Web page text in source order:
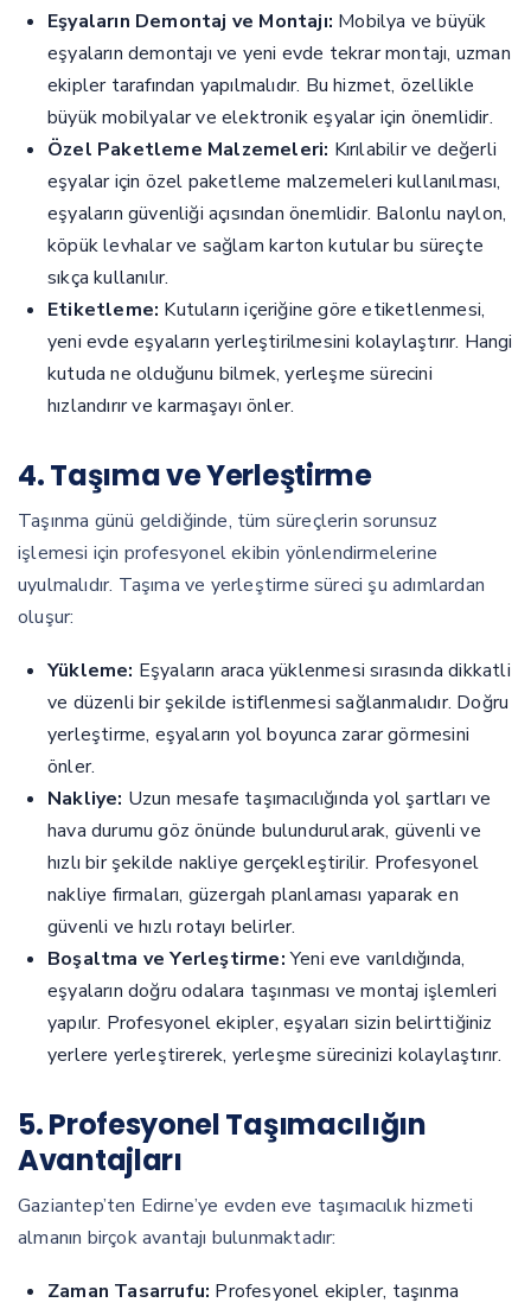
Eşyaların Demontaj ve Montajı: Mobilya ve büyük
eşyaların demontajı ve yeni evde tekrar montajı, uzman
ekipler tarafından yapılmalıdır. Bu hizmet, özellikle
büyük mobilyalar ve elektronik eşyalar için önemlidir.
Özel Paketleme Malzemeleri: Kırılabilir ve değerli
eşyalar için özel paketleme malzemeleri kullanılması,
eşyaların güvenliği açısından önemlidir. Balonlu naylon,
köpük levhalar ve sağlam karton kutular bu süreçte
sıkça kullanılır.
Etiketleme: Kutuların içeriğine göre etiketlenmesi,
yeni evde eşyaların yerleştirilmesini kolaylaştırır. Hangi
kutuda ne olduğunu bilmek, yerleşme sürecini
hızlandırır ve karmaşayı önler.
4. Taşıma ve Yerleştirme
Taşınma günü geldiğinde, tüm süreçlerin sorunsuz
işlemesi için profesyonel ekibin yönlendirmelerine
uyulmalıdır. Taşıma ve yerleştirme süreci şu adımlardan
oluşur:
Yükleme: Eşyaların araca yüklenmesi sırasında dikkatli
ve düzenli bir şekilde istiflenmesi sağlanmalıdır. Doğru
yerleştirme, eşyaların yol boyunca zarar görmesini
önler.
Nakliye: Uzun mesafe taşımacılığında yol şartları ve
hava durumu göz önünde bulundurularak, güvenli ve
hızlı bir şekilde nakliye gerçekleştirilir. Profesyonel
nakliye firmaları, güzergah planlaması yaparak en
güvenli ve hızlı rotayı belirler.
Boşaltma ve Yerleştirme:Yeni eve varıldığında,
eşyaların doğru odalara taşınması ve montaj işlemleri
yapılır. Profesyonel ekipler, eşyaları sizin belirttiğiniz
yerlere yerleştirerek, yerleşme sürecinizi kolaylaştırır.
5. Profesyonel Taşımacılığın
Avantajları
Gaziantep’ten Edirne’ye evden eve taşımacılık hizmeti
almanın birçok avantajı bulunmaktadır:
Zaman Tasarrufu: Profesyonel ekipler, taşınma